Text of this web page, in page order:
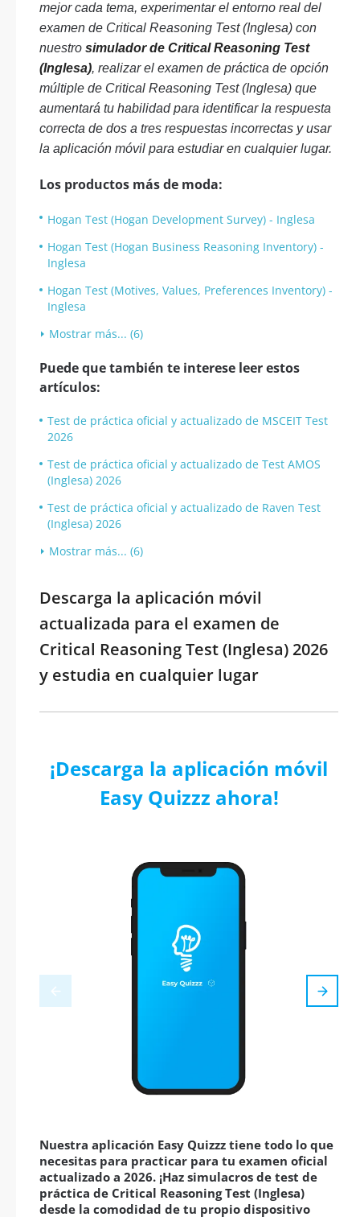
mejor cada tema, experimentar el entorno real del
examen de Critical Reasoning Test (Inglesa) con
nuestro simulador de Critical Reasoning Test
(Inglesa), realizar el examen de práctica de opción
múltiple de Critical Reasoning Test (Inglesa) que
aumentará tu habilidad para identificar la respuesta
correcta de dos a tres respuestas incorrectas y usar
la aplicación móvil para estudiar en cualquier lugar.
Los productos más de moda:
Hogan Test (Hogan Development Survey) - Inglesa
Hogan Test (Hogan Business Reasoning Inventory) -
Inglesa
Hogan Test (Motives, Values, Preferences Inventory) -
Inglesa
Mostrar más... (6)
Puede que también te interese leer estos
artículos:
Test de práctica oficial y actualizado de MSCEIT Test
2026
Test de práctica oficial y actualizado de Test AMOS
(Inglesa) 2026
Test de práctica oficial y actualizado de Raven Test
(Inglesa) 2026
Mostrar más... (6)
Descarga la aplicación móvil
actualizada para el examen de
Critical Reasoning Test (Inglesa) 2026
y estudia en cualquier lugar
¡Descarga la aplicación móvil
Easy Quizzz ahora!
Nuestra aplicación Easy Quizzz tiene todo lo que
necesitas para practicar para tu examen oficial
actualizado a 2026. ¡Haz simulacros de test de
práctica de Critical Reasoning Test (Inglesa)
desde la comodidad de tu propio dispositivo